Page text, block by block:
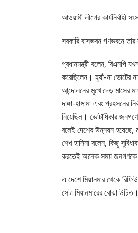
আওয়ামী লীগের কার্যনির্বাহী
সরকারি বাসভবন গণভবনে
প্রধানমন্ত্রী বলেন, বিএনপি
করেছিলেন। হ্যাঁ-না ভোটের
আন্দোলনের মুখে দেড় মাসের
দাঙ্গা-হাঙ্গামা এবং
নিয়েছিল। ভোটাধিকার
বলেই দেশের উন্নয়ন হয়েছে,
শেখ হাসিনা বলেন, কিছু
করতেই অনেক সময় জনগণকে
এ দেশে মিয়ানমার থেকে
সেটা মিয়ানমারের বোঝা